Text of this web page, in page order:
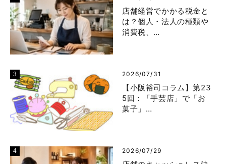
店舗経営でかかる税金と
は？個人・法人の種類や
消費税、…
2026/07/31
【小阪裕司コラム】第23
5回：「手芸店」で「お
菓子」…
2026/07/29